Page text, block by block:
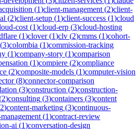
(1)client-management (2)client-
(2)client-setup (1)client-success (1)cloud
cost (1)cloud-erp (3)cloud-hosting
(1)clover(1)clv (2)cmms (1)cohort-
(3)colombia (1)commission-tracking
(1)company-story (1)comparison
(1)compiere (2)compliance
(2)composite-models (1)computer-vision
(8)connector-comparison
(3)construction (2)construction-
2)consulting (3)containers (3)content
2)content-marketing (3)continuous-
(1)contract-review
ai (1)conversation-design